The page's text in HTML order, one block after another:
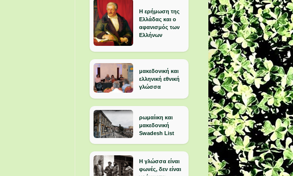
Η ερήμωση της
Ελλάδας και ο
αφανισμός των
Ελλήνων
μακεδονική και
ελληνική εθνική
γλώσσα
ρωμαίικη και
μακεδονική
Swadesh List
Η γλώσσα είναι
φωνές, δεν είναι